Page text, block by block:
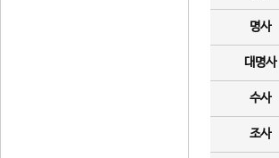
명사
대명사
수사
조사